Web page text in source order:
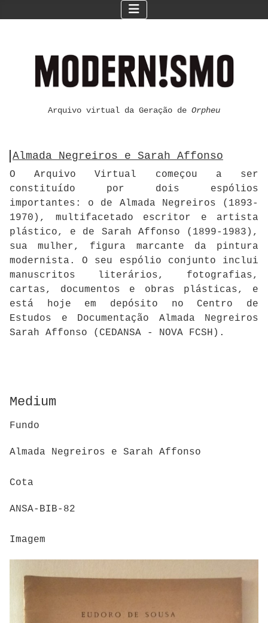
Arquivo virtual da Geração de Orpheu
Almada Negreiros e Sarah Affonso
O Arquivo Virtual começou a ser
constituído por dois espólios
importantes: o de Almada Negreiros (1893-
1970), multifacetado escritor e artista
plástico, e de Sarah Affonso (1899-1983),
sua mulher, figura marcante da pintura
modernista. O seu espólio conjunto inclui
manuscritos literários, fotografias,
cartas, documentos e obras plásticas, e
está hoje em depósito no Centro de
Estudos e Documentação Almada Negreiros
Sarah Affonso (CEDANSA - NOVA FCSH).
Medium
Fundo
Almada Negreiros e Sarah Affonso
Cota
ANSA-BIB-82
Imagem